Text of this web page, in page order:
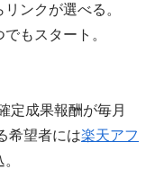
ンクが選べる。
もスタート。
定成果報酬が毎月
希望者には楽天アフ